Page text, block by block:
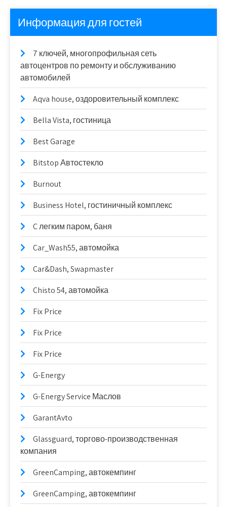
Информация для гостей
7 ключей, многопрофильная сеть
автоцентров по ремонту и обслуживанию
автомобилей
Aqva house, оздоровительный комплекс
Bella Vista, гостиница
Best Garage
Bitstop Автостекло
Burnout
Business Hotel, гостиничный комплекс
C легким паром, баня
Car_Wash55, автомойка
Car&Dash, Swapmaster
Chisto 54, автомойка
Fix Price
Fix Price
Fix Price
G-Energy
G-Energy Service Маслов
GarantAvto
Glassguard, торгово-производственная
компания
GreenCamping, автокемпинг
GreenCamping, автокемпинг